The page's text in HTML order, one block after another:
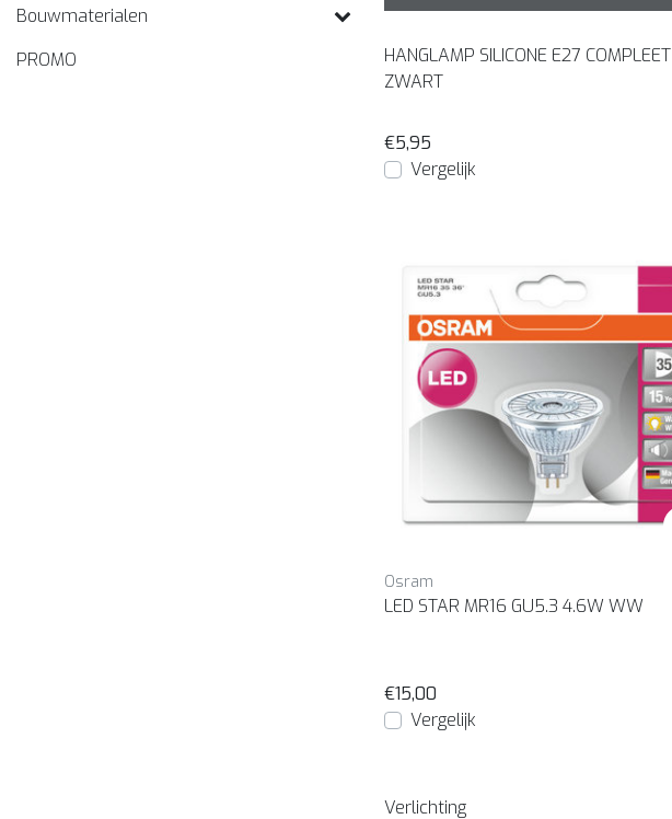
Bouwmaterialen
PROMO
HANGLAMP SILICONE E27 COMPLEET
ZWART
€5,95
Vergelijk
Osram
LED STAR MR16 GU5.3 4.6W WW
€15,00
Vergelijk
Verlichting